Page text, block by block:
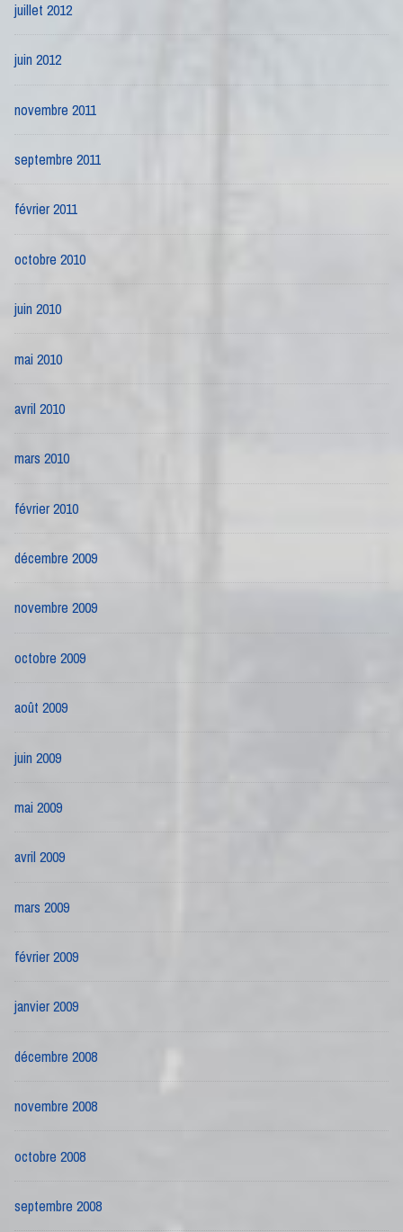
juillet 2012
juin 2012
novembre 2011
septembre 2011
février 2011
octobre 2010
juin 2010
mai 2010
avril 2010
mars 2010
février 2010
décembre 2009
novembre 2009
octobre 2009
août 2009
juin 2009
mai 2009
avril 2009
mars 2009
février 2009
janvier 2009
décembre 2008
novembre 2008
octobre 2008
septembre 2008